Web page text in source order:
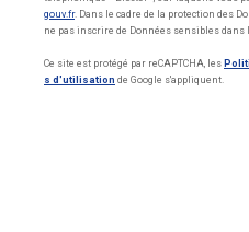
gouv.fr. Dans le cadre de la protection des
ne pas inscrire de Données sensibles dans
Ce site est protégé par reCAPTCHA, les
s d'utilisation de Google s'appliquent.